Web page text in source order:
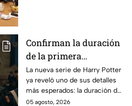
Confirman la duración
de la primera
temporada de Harry
Potter y emocionará a
los fans de los libros
La nueva serie de Harry Potter
ya reveló uno de sus detalles
más esperados: la duración de
la primera temporada basada
05 agosto, 2026